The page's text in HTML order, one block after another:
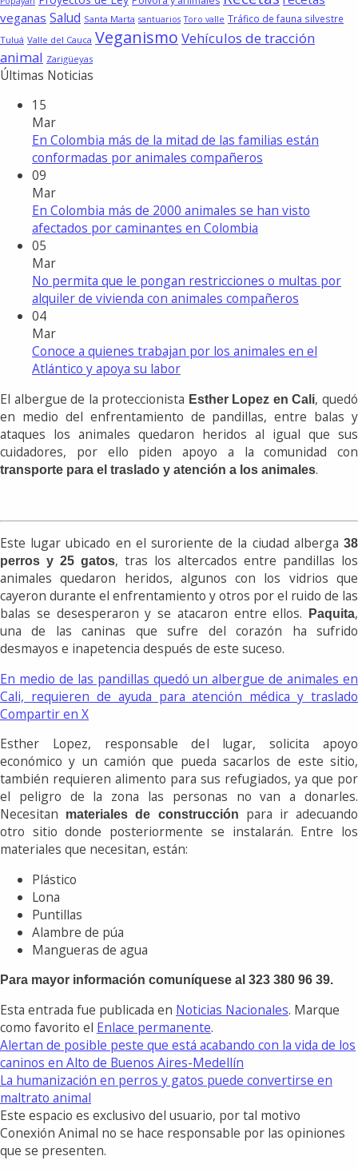
veganas Salud Santa Marta santuarios Toro valle Tráfico de fauna silvestre
Tuluá Valle del Cauca Veganismo Vehículos de tracción
animal Zarigüeyas
Últimas Noticias
15
Mar
En Colombia más de la mitad de las familias están
conformadas por animales compañeros
09
Mar
En Colombia más de 2000 animales se han visto
afectados por caminantes en Colombia
05
Mar
No permita que le pongan restricciones o multas por
alquiler de vivienda con animales compañeros
04
Mar
Conoce a quienes trabajan por los animales en el
Atlántico y apoya su labor
El albergue de la proteccionista Esther Lopez en Cali, quedó
en medio del enfrentamiento de pandillas, entre balas y
ataques los animales quedaron heridos al igual que sus
cuidadores, por ello piden apoyo a la comunidad con
transporte para el traslado y atención a los animales.
Este lugar ubicado en el suroriente de la ciudad alberga 38
perros y 25 gatos, tras los altercados entre pandillas los
animales quedaron heridos, algunos con los vidrios que
cayeron durante el enfrentamiento y otros por el ruido de las
balas se desesperaron y se atacaron entre ellos.
Paquita,
una de las caninas que sufre del corazón ha sufrido
desmayos e inapetencia después de este suceso.
En medio de las pandillas quedó un albergue de animales en
Cali, requieren de ayuda para atención médica y traslado
Compartir en X
Esther Lopez, responsable del lugar, solicita apoyo
económico y un camión que pueda sacarlos de este sitio,
también requieren alimento para sus refugiados, ya que por
el peligro de la zona las personas no van a donarles.
Necesitan
materiales de construcción
para ir adecuando
otro sitio donde posteriormente se instalarán. Entre los
materiales que necesitan, están:
Plástico
Lona
Puntillas
Alambre de púa
Mangueras de agua
Para mayor información comuníquese al 323 380 96 39.
Esta entrada fue publicada en Noticias Nacionales. Marque
como favorito el Enlace permanente.
Alertan de posible peste que está acabando con la vida de los
caninos en Alto de Buenos Aires-Medellín
La humanización en perros y gatos puede convertirse en
maltrato animal
Este espacio es exclusivo del usuario, por tal motivo
Conexión Animal no se hace responsable por las opiniones
que se presenten.